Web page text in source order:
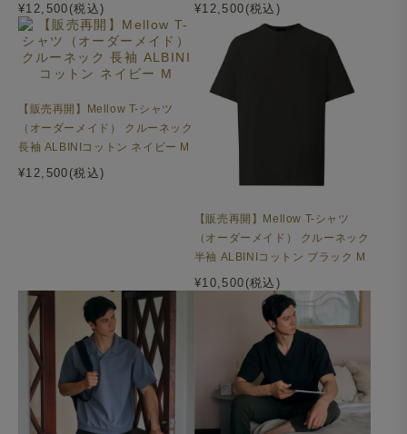
¥12,500(税込) ¥12,500(税込)
【販売再開】Mellow T-シャツ
（オーダーメイド） クルーネック
長袖 ALBINIコットン ネイビー M
¥12,500(税込)
【販売再開】Mellow T-シャツ
（オーダーメイド） クルーネック
半袖 ALBINIコットン ブラック M
¥10,500(税込)